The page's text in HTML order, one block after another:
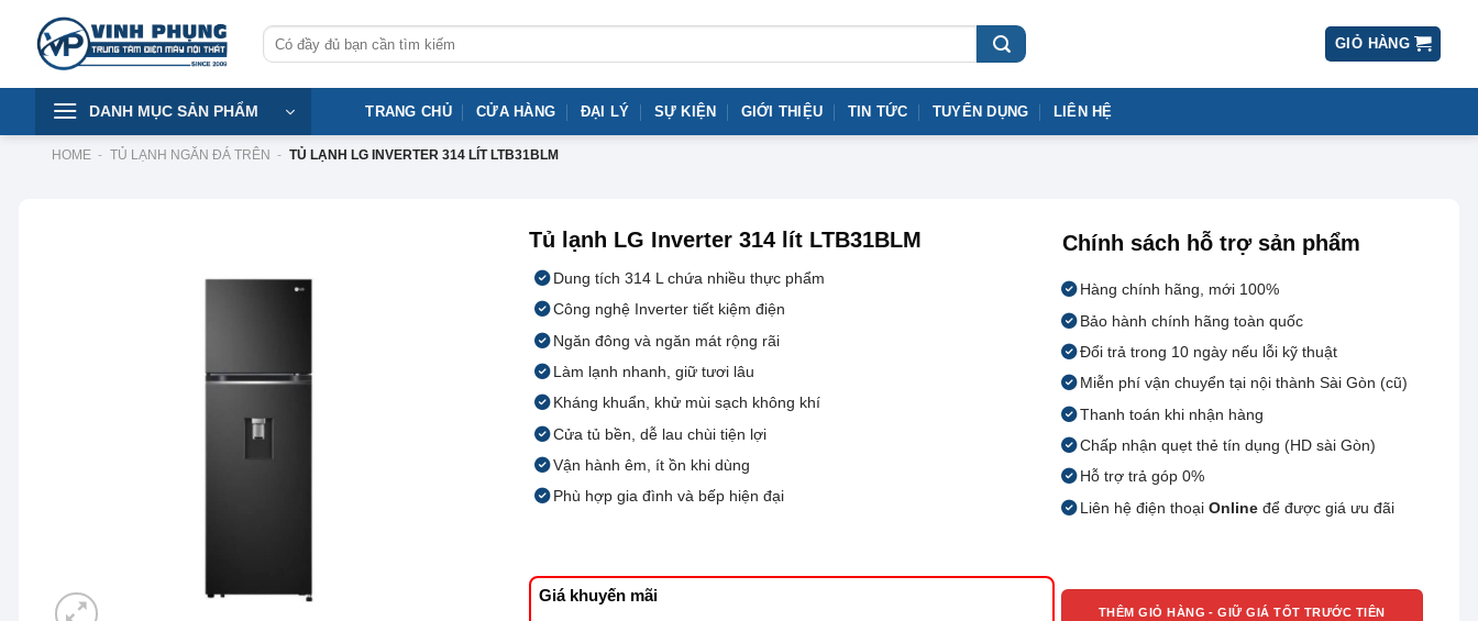
content
Tìm
kiếm:
GIỎ HÀNG
DANH MỤC SẢN PHẨM TRANG CHỦ CỬA HÀNG ĐẠI LÝ SỰ KIỆN GIỚI THIỆU TIN TỨC TUYỂN DỤNG LIÊN HỆ
HOME - TỦ LẠNH NGĂN ĐÁ TRÊN - TỦ LẠNH LG INVERTER 314 LÍT LTB31BLM
Tủ lạnh LG Inverter 314 lít LTB31BLM
Dung tích 314 L chứa nhiều thực phẩm
Công nghệ Inverter tiết kiệm điện
Ngăn đông và ngăn mát rộng rãi
Làm lạnh nhanh, giữ tươi lâu
Kháng khuẩn, khử mùi sạch không khí
Cửa tủ bền, dễ lau chùi tiện lợi
Vận hành êm, ít ồn khi dùng
Phù hợp gia đình và bếp hiện đại
Chính sách hỗ trợ sản phẩm
Hàng chính hãng, mới 100%
Bảo hành chính hãng toàn quốc
Đổi trả trong 10 ngày nếu lỗi kỹ thuật
Miễn phí vận chuyển tại nội thành Sài Gòn (cũ)
Thanh toán khi nhận hàng
Chấp nhận quẹt thẻ tín dụng (HD sài Gòn)
Hỗ trợ trả góp 0%
Liên hệ điện thoạiOnline để được giá ưu đãi
Giá khuyến mãi
THÊM GIỎ HÀNG - GIỮ GIÁ TỐT TRƯỚC TIÊN